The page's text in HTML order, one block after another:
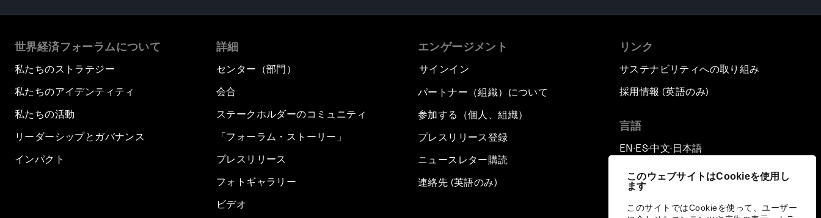
このウェブサイトはCookieを使用し
ます
このサイトではCookieを使って、ユーザー
世界経済フォーラムについて
私たちのストラテジー
私たちのアイデンティティ
私たちの活動
リーダーシップとガバナンス
インパクト
詳細
センター（部門）
会合
ステークホルダーのコミュニティ
「フォーラム・ストーリー」
プレスリリース
フォトギャラリー
ビデオ
エンゲージメント
サインイン
パートナー（組織）について
参加する（個人、組織）
プレスリリース登録
ニュースレター購読
連絡先 (英語のみ)
リンク
サステナビリティへの取り組み
採用情報 (英語のみ)
言語
EN ▪ES▪中文▪ 日本語